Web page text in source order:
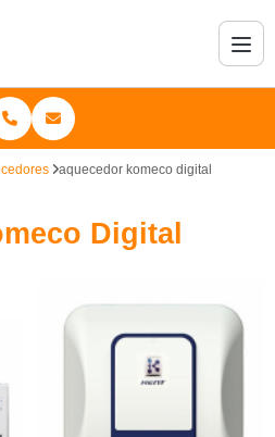
aquecedor komeco digital
Digital